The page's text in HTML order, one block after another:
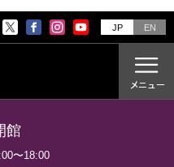
JP EN
館
〜18:00